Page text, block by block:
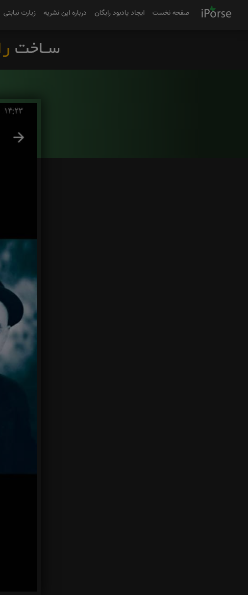
صفحه نخست ایجاد یادبود رایگان درباره این نشریه زیارت نیابتی